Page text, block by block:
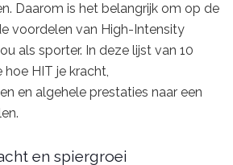
Daarom is het belangrijk om op de
voordelen van High-Intensity
als sporter. In deze lijst van 10
HIT je kracht,
en algehele prestaties naar een
en spiergroei